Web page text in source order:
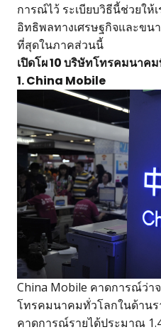
การณ์ไว้ ระเบียบวิธีนี้ช่วยให้
อิทธิพลทางเศรษฐกิจและขน
ที่สุดในภาคส่วนนี้
เปิดโผ 10 บริษัทโทรคมนา
1. China Mobile
China Mobile คาดการณ์ว่า
โทรคมนาคมทั่วโลกในด้านร
คาดการณ์รายได้ประมาณ